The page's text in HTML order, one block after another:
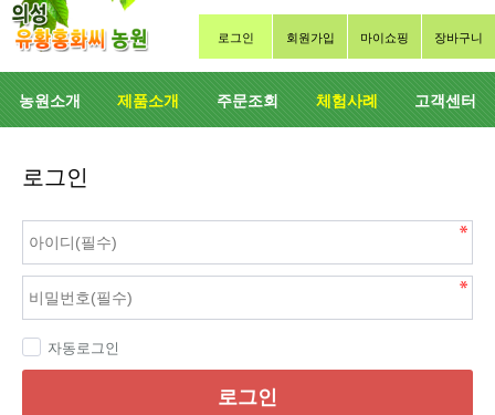
로그인 회원가입 마이쇼핑 장바구니
농원소개 제품소개 주문조회 체험사례 고객센터
로그인
자동로그인
로그인